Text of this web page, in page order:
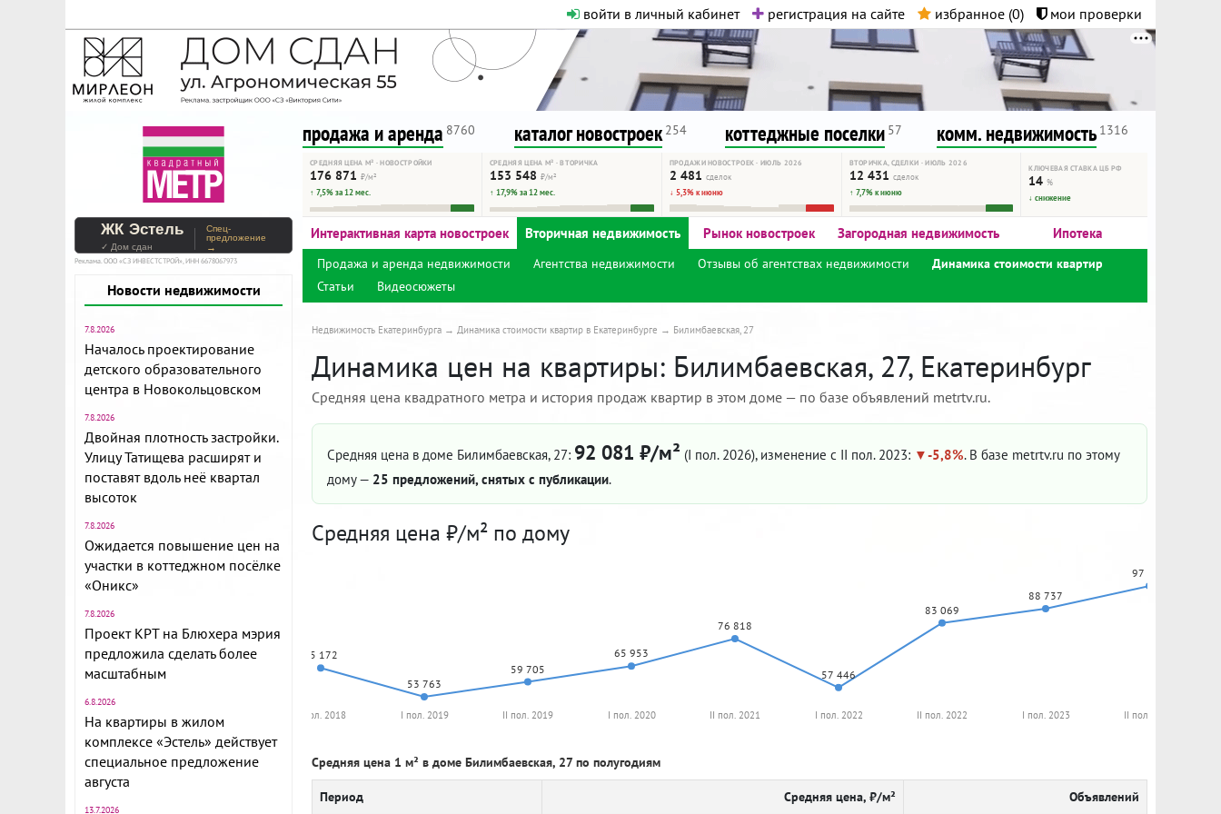
войти в личный кабинет регистрация на сайте избранное (0) мои проверки
На Метре реклама - только нормальная. Никакого шок-контента.
Помогайте независимому ресурсу, как он помогает вам. Удачи!
продажа и аренда 8760 каталог новостроек 254 коттеджные поселки 57 комм. недвижимость 1316
СРЕДНЯЯ ЦЕНА М² · НОВОСТРОЙКИ
176 871 ₽/м²
↑ 7,5% за 12 мес.
СРЕДНЯЯ ЦЕНА М² · ВТОРИЧКА
153 548 ₽/м²
↑ 17,9% за 12 мес.
ПРОДАЖИ НОВОСТРОЕК · ИЮЛЬ 2026
2 481 сделок
↓ 5,3% к июню
ВТОРИЧКА, СДЕЛКИ · ИЮЛЬ 2026
12 431 сделок
↑ 7,7% к июню
КЛЮЧЕВАЯ СТАВКА ЦБ РФ
14%
↓ снижение
ЖК Эстель
✓ Дом сдан
Спец-
предложение
→
Реклама. ООО «СЗ ИНВЕСТСТРОЙ», ИНН 6678067973
Новости недвижимости
7.8.2026
Началось проектирование
детского образовательного
центра в Новокольцовском
7.8.2026
Двойная плотность застройки.
Улицу Татищева расширят и
поставят вдоль неё квартал
высоток
7.8.2026
Ожидается повышение цен на
участки в коттеджном посёлке
«Оникс»
7.8.2026
Проект КРТ на Блюхера мэрия
предложила сделать более
масштабным
6.8.2026
На квартиры в жилом
комплексе «Эстель» действует
специальное предложение
августа
13.7.2026
Интерактивная карта новостроек Вторичная недвижимость Рынок новостроек Загородная недвижимость Ипотека
Продажа и аренда недвижимости Агентства недвижимости Отзывы об агентствах недвижимости
Динамика стоимости квартир
Статьи
Видеосюжеты
Недвижимость Екатеринбурга Динамика стоимости квартир в Екатеринбурге Билимбаевская, 27
Динамика цен на квартиры: Билимбаевская, 27, Екатеринбург
Средняя цена квадратного метра и история продаж квартир в этом доме — по базе объявлений metrtv.ru.
Средняя цена в доме Билимбаевская, 27: 92 081 ₽/м² (I пол. 2026), изменение с II пол. 2023: -5,8%. В базе metrtv.ru по этому
дому — 25 предложений, снятых с публикации.
Средняя цена ₽/м² по дому
65 172
53 763
59 705
65 953
76 818
57 446
83 069
88 737
97 729
II пол. 2018 I пол. 2019 II пол. 2019 I пол. 2020 II пол. 2021 I пол. 2022 II пол. 2022 I пол. 2023 II пол. 2023
Средняя цена 1 м² в доме Билимбаевская, 27 по полугодиям
Период Средняя цена, ₽/м² Объявлений